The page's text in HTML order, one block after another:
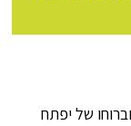
וברוחו של יפתח